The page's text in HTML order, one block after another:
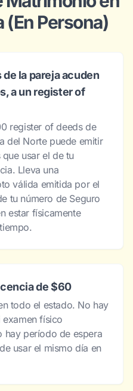
(En Persona)
la pareja acuden
a un register of
register of deeds de
del Norte puede emitir
usar el de tu
Lleva una
válida emitida por el
tu número de Seguro
estar físicamente
de $60
todo el estado. No hay
examen físico
hay período de espera
usar el mismo día en